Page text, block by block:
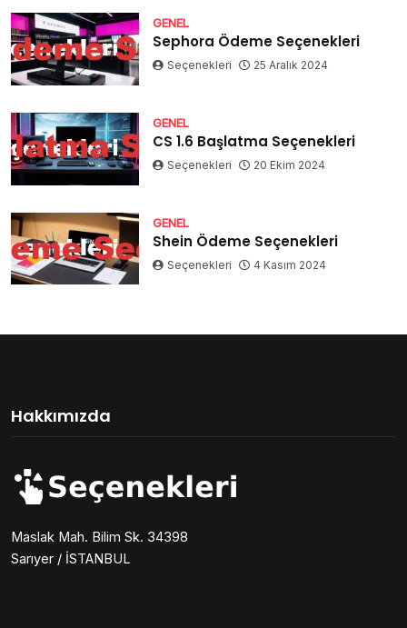
GENEL
Sephora Ödeme Seçenekleri
Seçenekleri 25 Aralık 2024
GENEL
CS 1.6 Başlatma Seçenekleri
Seçenekleri 20 Ekim 2024
GENEL
Shein Ödeme Seçenekleri
Seçenekleri 4 Kasım 2024
Hakkımızda
Maslak Mah. Bilim Sk. 34398
Sarıyer / İSTANBUL